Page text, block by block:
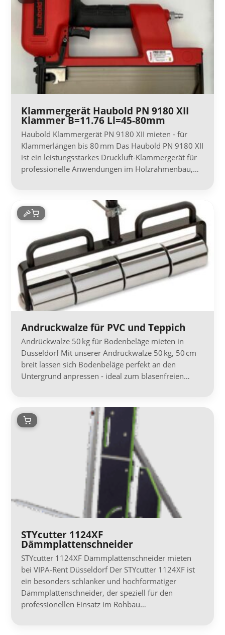
Klammergerät Haubold PN 9180 XII
Klammer B=11.76 Ll=45-80mm
Haubold Klammergerät PN 9180 XII mieten - für
Klammerlängen bis 80 mm Das Haubold PN 9180 XII
ist ein leistungsstarkes Druckluft-Klammergerät für
professionelle Anwendungen im Holzrahmenbau,…
Andruckwalze für PVC und Teppich
Andrückwalze 50 kg für Bodenbeläge mieten in
Düsseldorf Mit unserer Andrückwalze 50 kg, 50 cm
breit lassen sich Bodenbeläge perfekt an den
Untergrund anpressen - ideal zum blasenfreien…
STYcutter 1124XF
Dämmplattenschneider
STYcutter 1124XF Dämmplattenschneider mieten
bei VIPA-Rent Düsseldorf Der STYcutter 1124XF ist
ein besonders schlanker und hochformatiger
Dämmplattenschneider, der speziell für den
professionellen Einsatz im Rohbau…